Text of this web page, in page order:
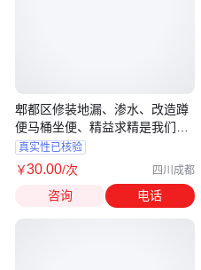
郫都区修装地漏、渗水、改造蹲
便马桶坐便、精益求精是我们的
服务宗旨
真实性已核验
￥30.00/次 四川成都
咨询 电话